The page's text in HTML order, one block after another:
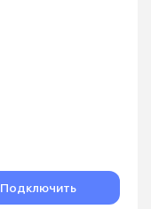
Подключить